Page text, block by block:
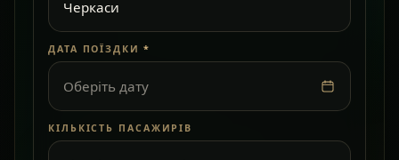
ДАТА ПОЇЗДКИ *
Оберіть дату
КІЛЬКІСТЬ ПАСАЖИРІВ